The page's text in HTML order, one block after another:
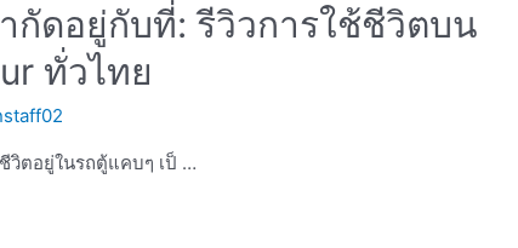
ำกัดอยู่กับที่: รีวิวการใช้ชีวิตบน
ทั่วไทย
วิตอยู่ในรถตู้แคบๆ เป็ …